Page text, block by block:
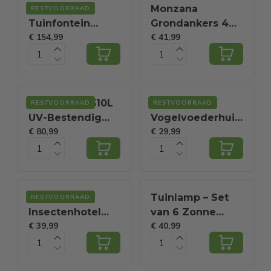
RESTVOORRAAD
Coast
Tuinfontein
Waterfontein
met Elektrische
cm x 57 cm x 117
cm
€ 154,99
Monzana
Grondankers 4
Stuks 42,5cm –
met 4
Spanbanden -
€ 41,99
RESTVOORRAAD
Opbergbox 310L
UV-Bestendig
Weerbestendig
Wielen Tuinbox
€ 80,99
RESTVOORRAAD
Coast
Vogelvoederhuisje
- Hangbaar - 2
Buizen - Metaal -
€ 29,99
RESTVOORRAAD
Cadoca
Insectenhotel
nestkastje
30,5x9,5x31cm
€ 39,99
Tuinlamp – Set
van 6 Zonne
energie
8,6x8x6x38cm
Prikstok - Zwart
€ 40,99